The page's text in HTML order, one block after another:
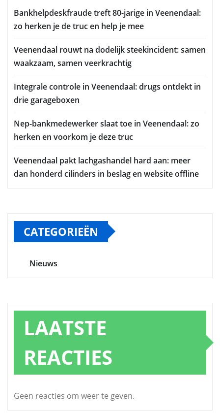
Bankhelpdeskfraude treft 80-jarige in Veenendaal:
zo herken je de truc en help je mee
Veenendaal rouwt na dodelijk steekincident: samen
waakzaam, samen veerkrachtig
Integrale controle in Veenendaal: drugs ontdekt in
drie garageboxen
Nep-bankmedewerker slaat toe in Veenendaal: zo
herken en voorkom je deze truc
Veenendaal pakt lachgashandel hard aan: meer
dan honderd cilinders in beslag en website offline
CATEGORIEËN
Nieuws
LAATSTE
REACTIES
Geen reacties om weer te geven.